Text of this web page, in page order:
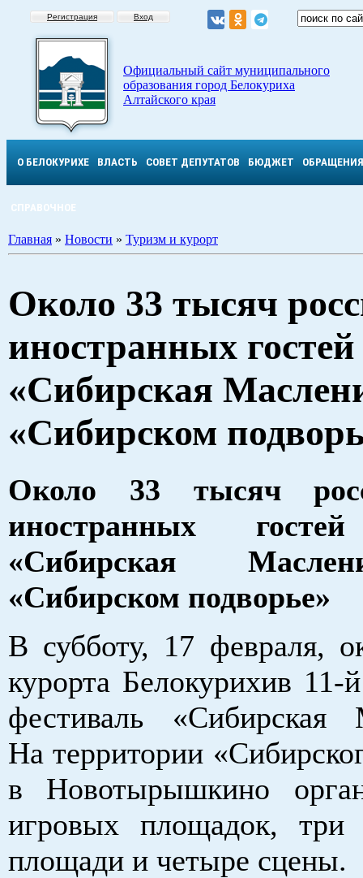
Регистрация Вход
Официальный сайт муниципального
образования город Белокуриха
Алтайского края
О БЕЛОКУРИХЕ ВЛАСТЬ СОВЕТ ДЕПУТАТОВ БЮДЖЕТ ОБРАЩЕНИЯ
СПРАВОЧНОЕ
Главная » Новости » Туризм и курорт
Около 33 тысяч
иностранных
«Сибирская
«Сибирском
Около 33 тысяч
иностранных
«Сибирская
«Сибирском подворье»
В субботу, 17 февраля,
курорта Белокурихив 11-
фестиваль «Сибирская
На территории
в Новотырышкино
игровых площадок, три
площади и четыре сцены.